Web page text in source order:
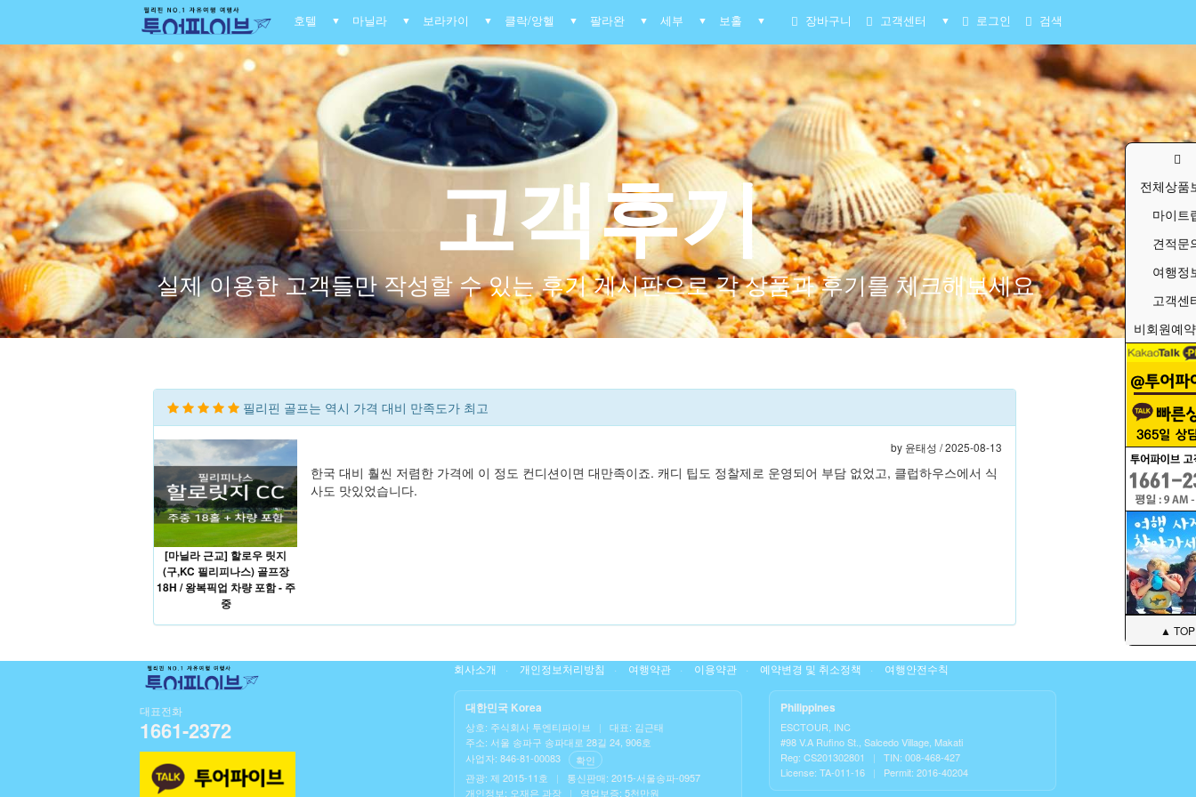
호텔 ▼ 마닐라 ▼ 보라카이 ▼ 클락/앙헬 ▼ 팔라완 ▼ 세부 ▼ 보홀 ▼ 장바구니 고객센터 ▼ 로그인 검색
고객후기
실제 이용한 고객들만 작성할 수 있는 후기 게시판으로 각 상품과 후기를 체크해보세요
필리핀 골프는 역시 가격 대비 만족도가 최고
[마닐라 근교] 할로우 릿지
(구,KC 필리피나스) 골프장
18H / 왕복픽업 차량 포함 - 주
중
by 윤태성 / 2025-08-13
한국 대비 훨씬 저렴한 가격에 이 정도 컨디션이면 대만족이죠. 캐디 팁도 정찰제로 운영되어 부담 없었고, 클럽하우스에서 식
사도 맛있었습니다.
전체상품
마이트
견적문
여행정
고객센
비회원예
▲ TOP
대표전화
1661-2372
회사소개 개인정보처리방침 여행약관 이용약관 예약변경 및 취소정책 여행안전수칙
대한민국 Korea
상호: 주식회사 투엔티파이브 |
대표: 김근태
주소: 서울 송파구 송파대로 28길 24, 906호
사업자: 846-81-00083
확인
관광: 제 2015-11호
|
통신판매: 2015-서울송파-0957
개인정보: 오재은 과장
| 영업보증: 5천만원
Philippines
ESCTOUR, INC
#98 V.A Rufino St., Salcedo Village, Makati
Reg: CS201302801
|
TIN: 008-468-427
License: TA-011-16
| Permit: 2016-40204